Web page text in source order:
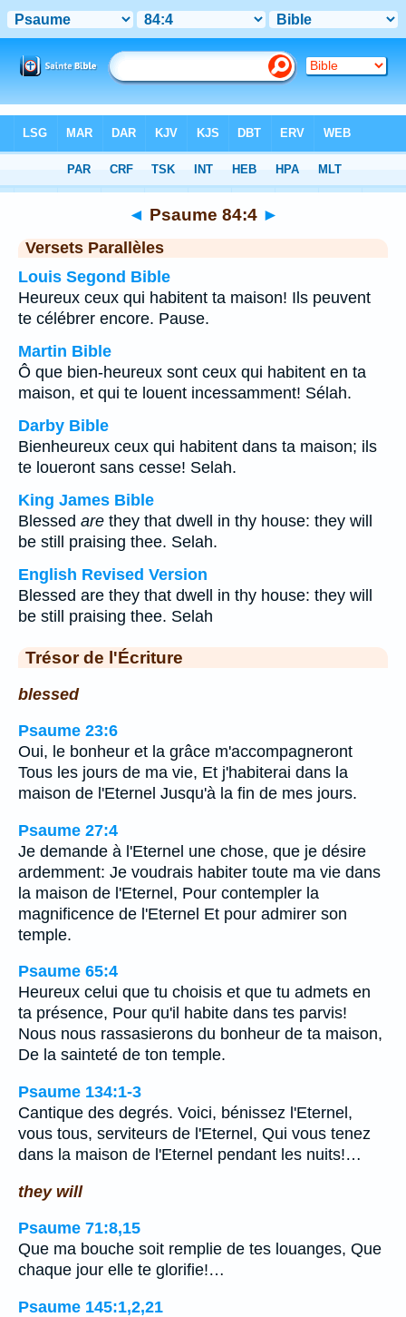
Chapitre 84> Verset 4
◄ Psaume 84:4 ►
Versets Parallèles
Louis Segond Bible
Heureux ceux qui habitent ta maison! Ils peuvent
te célébrer encore. Pause.
Martin Bible
Ô que bien-heureux sont ceux qui habitent en ta
maison, et qui te louent incessamment! Sélah.
Darby Bible
Bienheureux ceux qui habitent dans ta maison; ils
te loueront sans cesse! Selah.
King James Bible
Blessed are they that dwell in thy house: they will
be still praising thee. Selah.
English Revised Version
Blessed are they that dwell in thy house: they will
be still praising thee. Selah
Trésor de l'Écriture
blessed
Psaume 23:6
Oui, le bonheur et la grâce m'accompagneront
Tous les jours de ma vie, Et j'habiterai dans la
maison de l'Eternel Jusqu'à la fin de mes jours.
Psaume 27:4
Je demande à l'Eternel une chose, que je désire
ardemment: Je voudrais habiter toute ma vie dans
la maison de l'Eternel, Pour contempler la
magnificence de l'Eternel Et pour admirer son
temple.
Psaume 65:4
Heureux celui que tu choisis et que tu admets en
ta présence, Pour qu'il habite dans tes parvis!
Nous nous rassasierons du bonheur de ta maison,
De la sainteté de ton temple.
Psaume 134:1-3
Cantique des degrés. Voici, bénissez l'Eternel,
vous tous, serviteurs de l'Eternel, Qui vous tenez
dans la maison de l'Eternel pendant les nuits!…
they will
Psaume 71:8,15
Que ma bouche soit remplie de tes louanges, Que
chaque jour elle te glorifie!…
Psaume 145:1,2,21